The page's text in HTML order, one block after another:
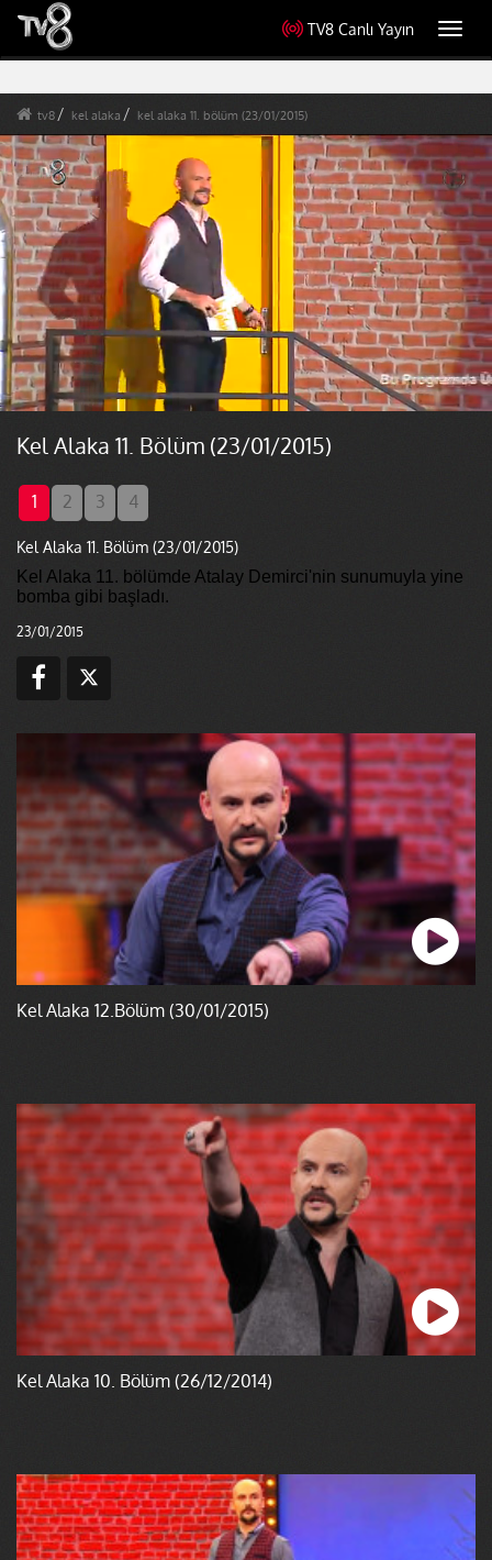
TV8 Canlı Yayın
tv8 kel alaka kel alaka 11. bölüm (23/01/2015)
Kel Alaka 11. Bölüm (23/01/2015)
1 2 3 4
Kel Alaka 11. Bölüm (23/01/2015)
Kel Alaka 11. bölümde Atalay Demirci'nin sunumuyla yine
bomba gibi başladı.
23/01/2015
Kel Alaka 12.Bölüm (30/01/2015)
Kel Alaka 10. Bölüm (26/12/2014)